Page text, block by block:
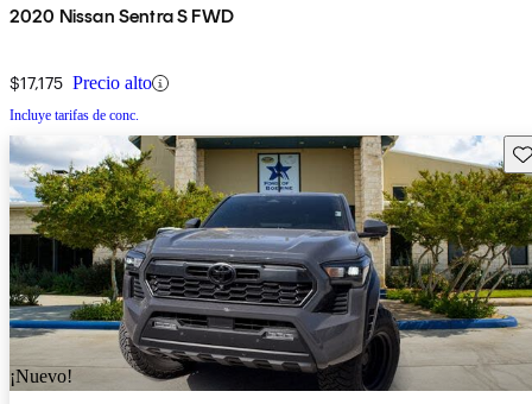
2020 Nissan Sentra S FWD
$17,175 Precio alto
Incluye tarifas de conc.
¡Nuevo!